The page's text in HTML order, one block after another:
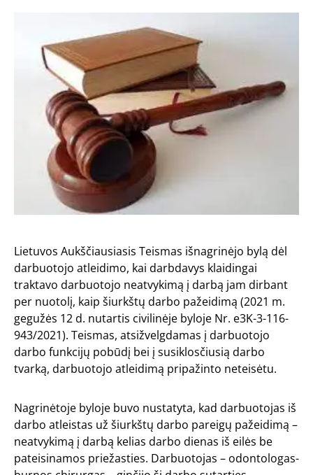
Lietuvos Aukščiausiasis Teismas išnagrinėjo bylą dėl
darbuotojo atleidimo, kai darbdavys klaidingai
traktavo darbuotojo neatvykimą į darbą jam dirbant
per nuotolį, kaip šiurkštų darbo pažeidimą (2021 m.
gegužės 12 d. nutartis civilinėje byloje Nr. e3K-3-116-
943/2021). Teismas, atsižvelgdamas į darbuotojo
darbo funkcijų pobūdį bei į susiklosčiusią darbo
tvarką, darbuotojo atleidimą pripažinto neteisėtu.
Nagrinėtoje byloje buvo nustatyta, kad darbuotojas iš
darbo atleistas už šiurkštų darbo pareigų pažeidimą –
neatvykimą į darbą kelias darbo dienas iš eilės be
pateisinamos priežasties. Darbuotojas – odontologas-